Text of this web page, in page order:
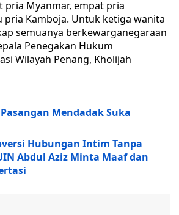
pria Myanmar, empat pria
pria Kamboja. Untuk ketiga wanita
semuanya berkewarganegaraan
Penegakan Hukum
Wilayah Penang, Kholijah
Mendadak Suka
Hubungan Intim Tanpa
Abdul Aziz Minta Maaf dan